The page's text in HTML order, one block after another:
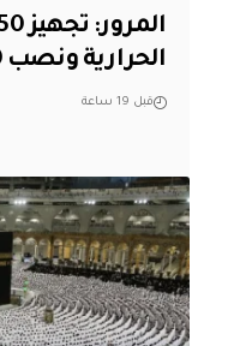
الحرارية ونصب 20 راداراً في بغداد
قبل 19 ساعة